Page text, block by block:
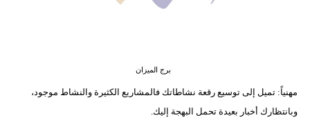
برج الميزان
مهنياً: تميل إلى توسيع رقعة نشاطاتك فالمشاريع الكثيرة والنشاط موجود،
وبانتظارك أخبار بعيدة تحمل البهجة إليك.